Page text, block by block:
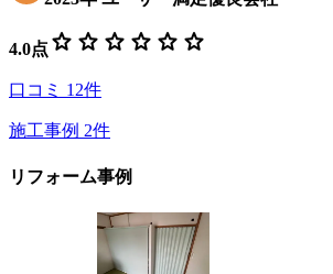
4.0点 star star star star star star
口コミ 12件
施工事例 2件
リフォーム事例